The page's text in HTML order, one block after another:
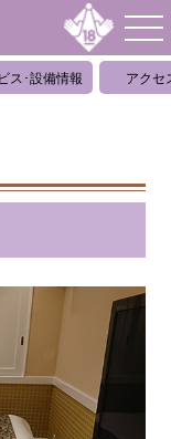
ス･設備情報 アクセ